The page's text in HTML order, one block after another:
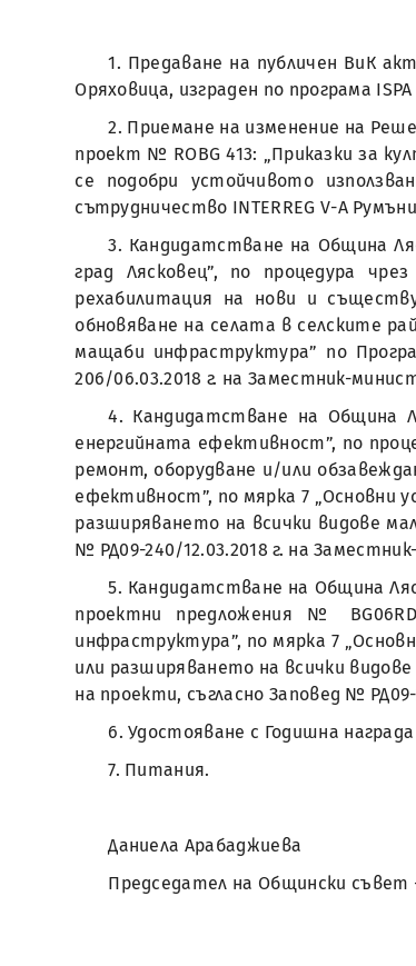
1. Предаване на публичен ВиК
Оряховица, изграден по програма
2. Приемане на изменение на
проект № ROBG 413: „Приказки за
се подобри устойчивото
сътрудничество INTERREG V-А
3. Кандидатстване на Община
град Лясковец”, по процедура
рехабилитация на нови и
обновяване на селата в селските
мащаби инфраструктура” по
206/06.03.2018 г. на Заместник-
4. Кандидатстване на Община
енергийната ефективност”, по
ремонт, оборудване и/или
ефективност”, по мярка 7 „Основни
разширяването на всички видове
№ РД09-240/12.03.2018 г. на
5. Кандидатстване на Община
проектни предложения №
инфраструктура”, по мярка 7
или разширяването на всички
на проекти, съгласно Заповед №
6. Удостояване с Годишна
7. Питания.
Даниела Арабаджиева
Председател на Общински съвет